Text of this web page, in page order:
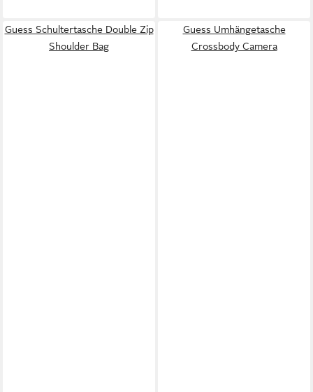
Guess Schultertasche Double Zip
Shoulder Bag
Guess Umhängetasche
Crossbody Camera